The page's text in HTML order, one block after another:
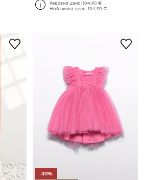
Редовна цена:104,90 €
Най-ниска цена:104,90 €
-30%